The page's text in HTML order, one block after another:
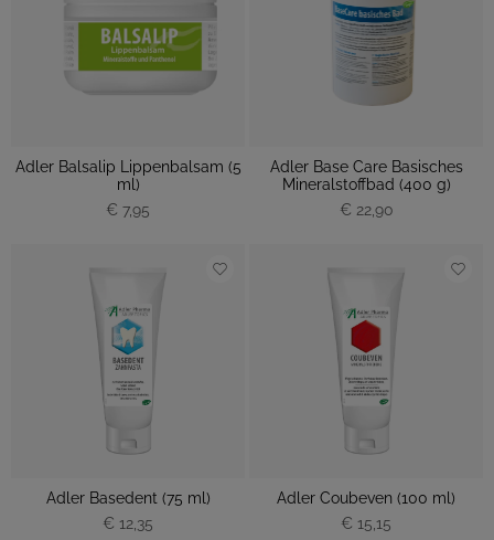
Adler Balsalip Lippenbalsam (5
ml)
€ 7,95
Adler Base Care Basisches
Mineralstoffbad (400 g)
€ 22,90
Adler Basedent (75 ml)
€ 12,35
Adler Coubeven (100 ml)
€ 15,15